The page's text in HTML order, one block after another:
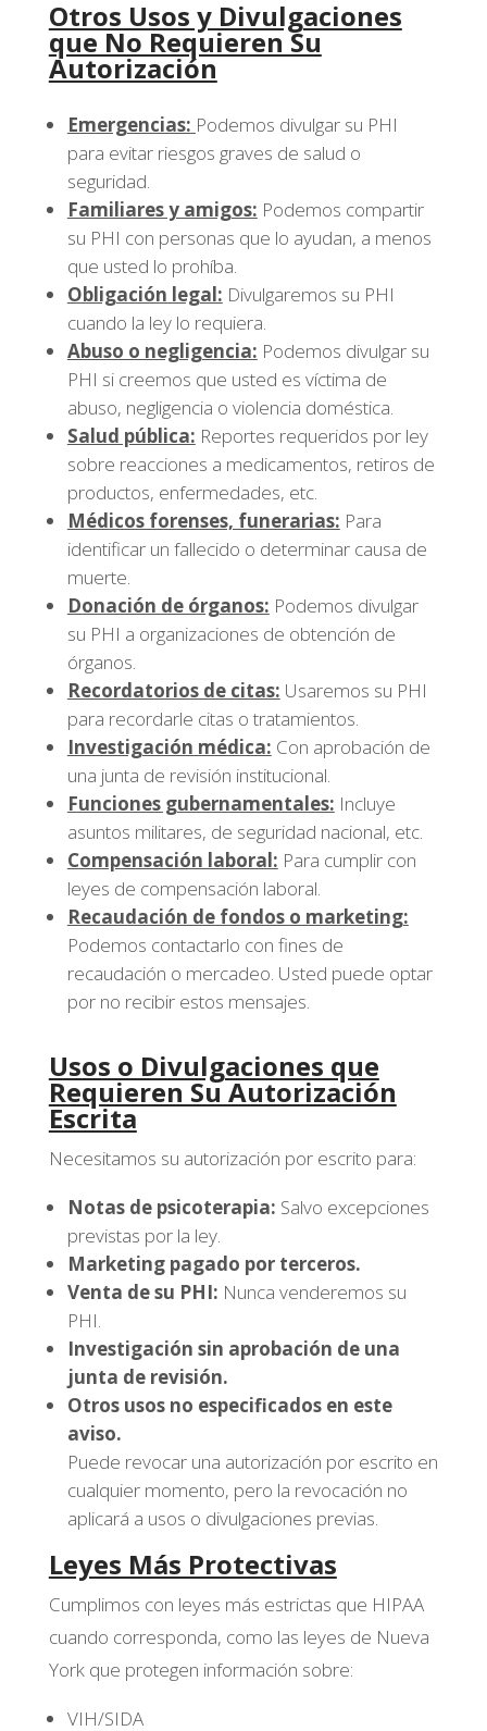
Otros Usos y Divulgaciones
que No Requieren Su
Autorización
Emergencias: Podemos divulgar su PHI
para evitar riesgos graves de salud o
seguridad.
Familiares y amigos: Podemos compartir
su PHI con personas que lo ayudan, a menos
que usted lo prohíba.
Obligación legal: Divulgaremos su PHI
cuando la ley lo requiera.
Abuso o negligencia: Podemos divulgar su
PHI si creemos que usted es víctima de
abuso, negligencia o violencia doméstica.
Salud pública: Reportes requeridos por ley
sobre reacciones a medicamentos, retiros de
productos, enfermedades, etc.
Médicos forenses, funerarias: Para
identificar un fallecido o determinar causa de
muerte.
Donación de órganos: Podemos divulgar
su PHI a organizaciones de obtención de
órganos.
Recordatorios de citas: Usaremos su PHI
para recordarle citas o tratamientos.
Investigación médica: Con aprobación de
una junta de revisión institucional.
Funciones gubernamentales: Incluye
asuntos militares, de seguridad nacional, etc.
Compensación laboral: Para cumplir con
leyes de compensación laboral.
Recaudación de fondos o marketing:
Podemos contactarlo con fines de
recaudación o mercadeo. Usted puede optar
por no recibir estos mensajes.
Usos o Divulgaciones que
Requieren Su Autorización
Escrita
Necesitamos su autorización por escrito para:
Notas de psicoterapia: Salvo excepciones
previstas por la ley.
Marketing pagado por terceros.
Venta de su PHI: Nunca venderemos su
PHI.
Investigación sin aprobación de una
junta de revisión.
Otros usos no especificados en este
aviso.
Puede revocar una autorización por escrito en
cualquier momento, pero la revocación no
aplicará a usos o divulgaciones previas.
Leyes Más Protectivas
Cumplimos con leyes más estrictas que HIPAA
cuando corresponda, como las leyes de Nueva
York que protegen información sobre:
VIH/SIDA